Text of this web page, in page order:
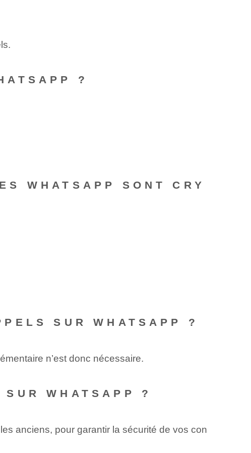
?
WHATSAPP SONT CRY
SUR WHATSAPP ?
n’est donc nécessaire.
WHATSAPP ?
anciens, pour garantir la sécurité de vos con